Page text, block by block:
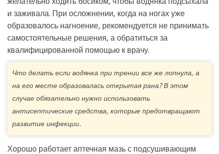
и заживала. При осложнении, когда на ногах уже
образовалось нагноение, рекомендуется не принимать
самостоятельные решения, а обратиться за
квалифицированной помощью к врачу.
Что делать если водянка при трении все же лопнула, а
на его месте образовалась открытая рана? В этом
случае обязательно нужно использовать
антисептические средства, которые предотвращают
развитие инфекции.
Хорошо работает аптечная мазь с подсушивающим